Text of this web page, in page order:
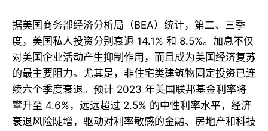
据美国商务部经济分析局（BEA）统计，第二、三季
度，美国私人投资分别衰退 14.1% 和 8.5%。加息不仅
对美国企业活动产生抑制作用，而且成为美国经济复苏
的最主要阻力。尤其是，非住宅类建筑物固定投资已连
续六个季度衰退。预计 2023 年美国联邦基金利率将
攀升至 4.6%，远远超过 2.5% 的中性利率水平，经济
衰退风险陡增，驱动对利率敏感的金融、房地产和科技